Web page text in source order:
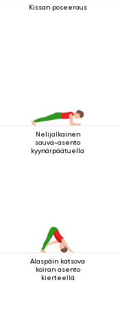
Kissan poseeraus
Nelijalkainen
sauva-asento
kyynärpäätuella
Alaspäin katsova
koiran asento
kierteellä